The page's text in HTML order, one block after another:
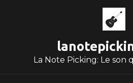
La Note Picking: Le son